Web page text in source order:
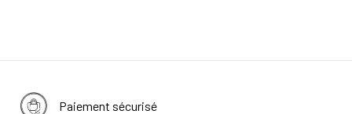
Paiement sécurisé